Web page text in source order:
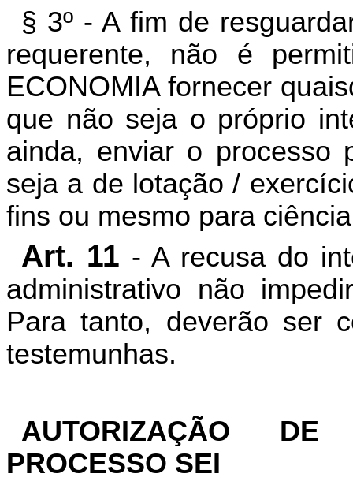
§ 3º - A fim de
requerente, não é
ECONOMIA fornecer
que não seja o próprio
ainda, enviar o processo
seja a de lotação /
fins ou mesmo para
Art. 11 - A recusa do
administrativo não
Para tanto, deverão ser
testemunhas.
AUTORIZAÇÃO
PROCESSO SEI